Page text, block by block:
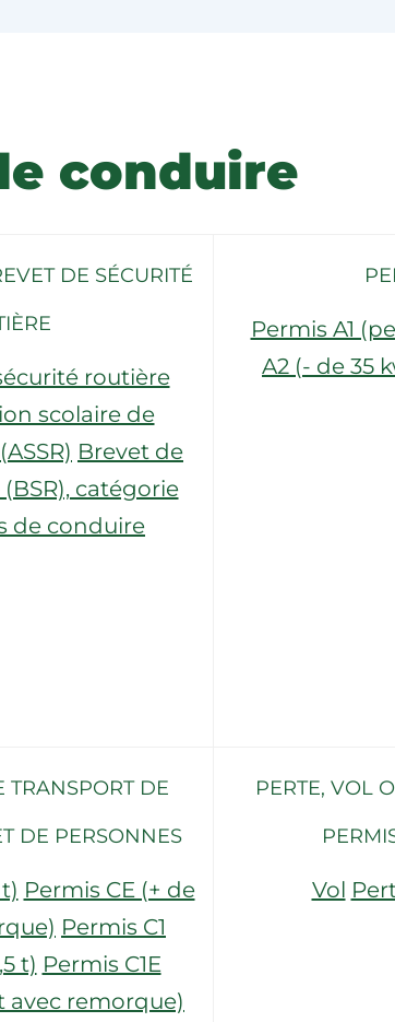
conduire
DE SÉCURITÉ
routière
scolaire de
Brevet de
catégorie
de conduire
Permis A1
A2 (- de 35
TRANSPORT DE
DE PERSONNES
Permis CE (+ de
Permis C1
t) Permis C1E
avec remorque)
PERTE, VOL
Vol